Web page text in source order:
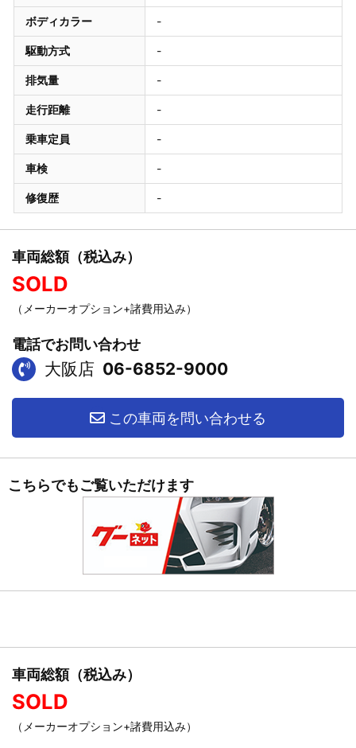
ボディカラー -
駆動方式 -
排気量 -
走行距離 -
乗車定員 -
車検 -
修復歴 -
車両総額（税込み）
SOLD
（メーカーオプション+諸費用込み）
電話でお問い合わせ
大阪店 06-6852-9000
この車両を問い合わせる
こちらでもご覧いただけます
車両総額（税込み）
SOLD
（メーカーオプション+諸費用込み）